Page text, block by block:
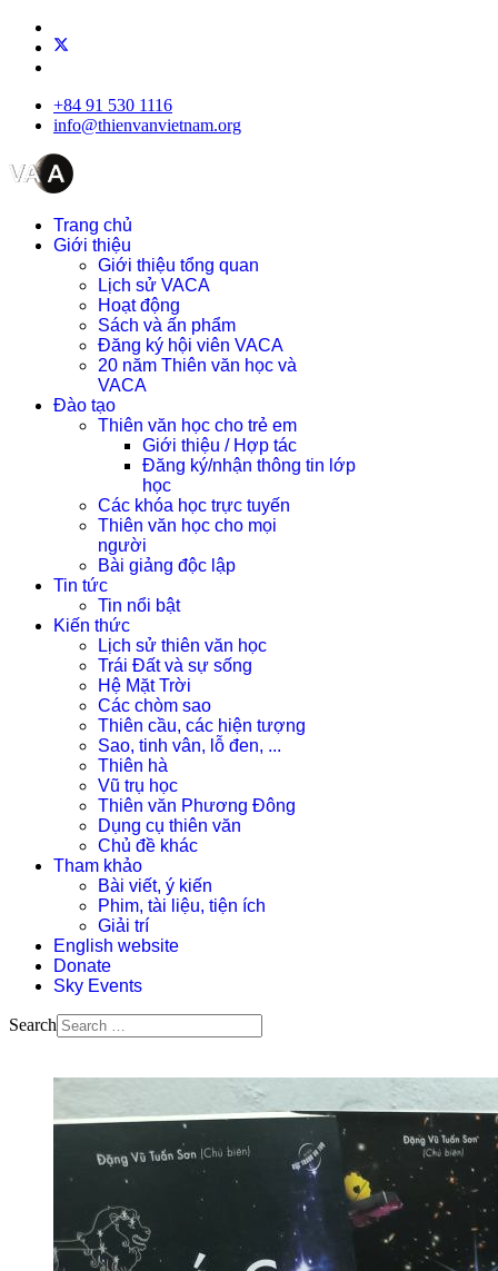
+84 91 530 1116
info@thienvanvietnam.org
Trang chủ
Giới thiệu
Giới thiệu tổng quan
Lịch sử VACA
Hoạt động
Sách và ấn phẩm
Đăng ký hội viên VACA
20 năm Thiên văn học và
VACA
Đào tạo
Thiên văn học cho trẻ em
Giới thiệu / Hợp tác
Đăng ký/nhận thông tin lớp
học
Các khóa học trực tuyến
Thiên văn học cho mọi
người
Bài giảng độc lập
Tin tức
Tin nổi bật
Kiến thức
Lịch sử thiên văn học
Trái Đất và sự sống
Hệ Mặt Trời
Các chòm sao
Thiên cầu, các hiện tượng
Sao, tinh vân, lỗ đen, ...
Thiên hà
Vũ trụ học
Thiên văn Phương Đông
Dụng cụ thiên văn
Chủ đề khác
Tham khảo
Bài viết, ý kiến
Phim, tài liệu, tiện ích
Giải trí
English website
Donate
Sky Events
Search